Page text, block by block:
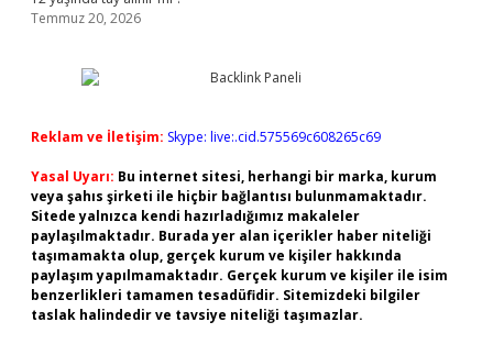
Temmuz 20, 2026
Reklam ve İletişim: Skype: live:.cid.575569c608265c69
Yasal Uyarı: Bu internet sitesi, herhangi bir marka, kurum
veya şahıs şirketi ile hiçbir bağlantısı bulunmamaktadır.
Sitede yalnızca kendi hazırladığımız makaleler
paylaşılmaktadır. Burada yer alan içerikler haber niteliği
taşımamakta olup, gerçek kurum ve kişiler hakkında
paylaşım yapılmamaktadır. Gerçek kurum ve kişiler ile isim
benzerlikleri tamamen tesadüfidir. Sitemizdeki bilgiler
taslak halindedir ve tavsiye niteliği taşımazlar.